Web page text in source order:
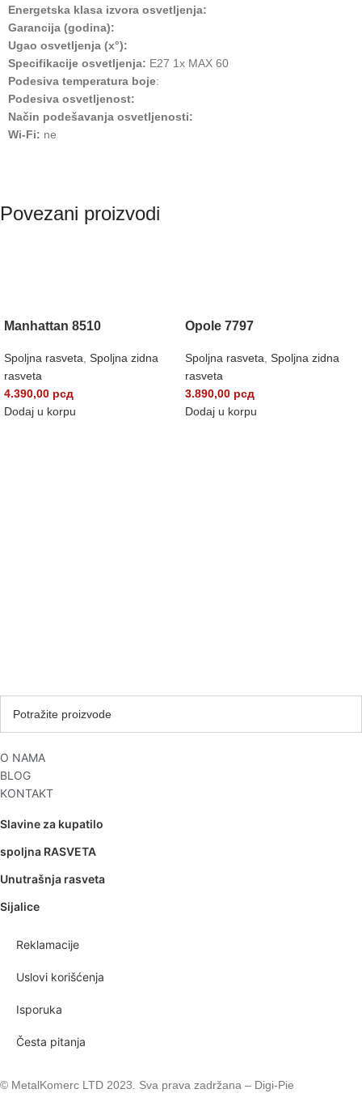
Energetska klasa izvora osvetljenja:
Garancija (godina):
Ugao osvetljenja (x°):
Specifikacije osvetljenja: E27 1x MAX 60
Podesiva temperatura boje:
Podesiva osvetljenost:
Način podešavanja osvetljenosti:
Wi-Fi: ne
Povezani proizvodi
Manhattan 8510
Spoljna rasveta Spoljna zidna
rasveta
4.390,00 рсд
Dodaj u korpu
Opole 7797
Spoljna rasveta Spoljna zidna
rasveta
3.890,00 рсд
Dodaj u korpu
O NAMA
BLOG
KONTAKT
Slavine za kupatilo
spoljna RASVETA
Unutrašnja rasveta
Sijalice
Reklamacije
Uslovi korišćenja
Isporuka
Česta pitanja
© MetalKomerc LTD 2023. Sva prava zadržana – Digi-Pie